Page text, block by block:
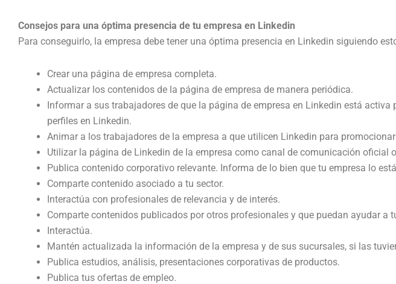
Consejos para una óptima presencia de tu empresa en Linkedin
Para conseguirlo, la empresa debe tener una óptima presencia en Linkedin siguiendo
Crear una página de empresa completa.
Actualizar los contenidos de la página de empresa de manera periódica.
Informar a sus trabajadores de que la página de empresa en Linkedin está activa
perfiles en Linkedin.
Animar a los trabajadores de la empresa a que utilicen Linkedin para
Utilizar la página de Linkedin de la empresa como canal de comunicación oficial
Publica contenido corporativo relevante. Informa de lo bien que tu empresa lo
Comparte contenido asociado a tu sector.
Interactúa con profesionales de relevancia y de interés.
Comparte contenidos publicados por otros profesionales y que puedan ayudar a
Interactúa.
Mantén actualizada la información de la empresa y de sus sucursales, si las
Publica estudios, análisis, presentaciones corporativas de productos.
Publica tus ofertas de empleo.